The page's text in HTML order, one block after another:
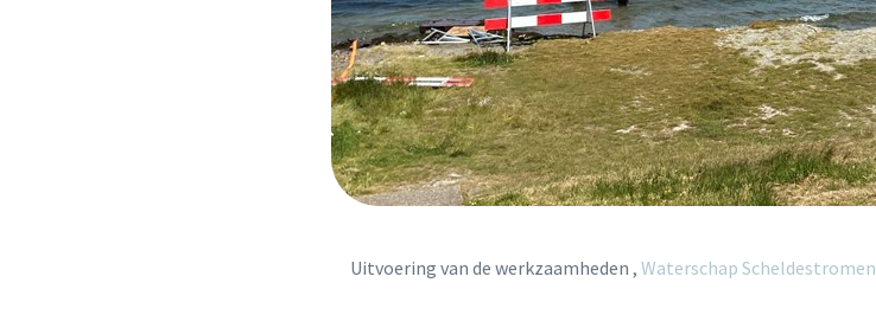
Uitvoering van de werkzaamheden , Waterschap Scheldestromen